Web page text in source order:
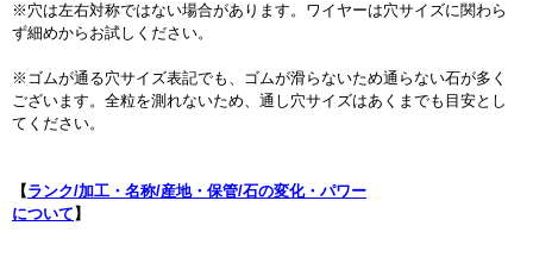
※穴は左右対称ではない場合があります。ワイヤーは穴サイズに関わら
ず細めからお試しください。
※ゴムが通る穴サイズ表記でも、ゴムが滑らないため通らない石が多く
ございます。全粒を測れないため、通し穴サイズはあくまでも目安とし
てください。
【ランク/加工・名称/産地・保管/石の変化・パワー
について 】